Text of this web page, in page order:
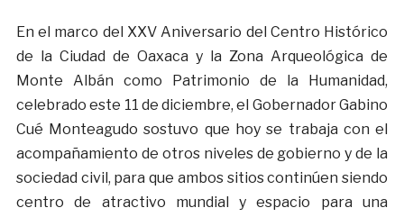
En el marco del XXV Aniversario del Centro Histórico
de la Ciudad de Oaxaca y la Zona Arqueológica de
Monte Albán como Patrimonio de la Humanidad,
celebrado este 11 de diciembre, el Gobernador Gabino
Cué Monteagudo sostuvo que hoy se trabaja con el
acompañamiento de otros niveles de gobierno y de la
sociedad civil, para que ambos sitios continúen siendo
centro de atractivo mundial y espacio para una